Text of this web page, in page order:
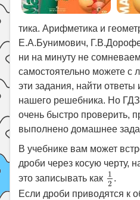
тика. Арифметика и
Е.А.Бунимович,
ни на минуту не
самостоятельно можете с
эти задания, найти
нашего решебника. Но
очень быстро проверить,
выполнено домашнее
В учебнике вам может
дроби через косую черту,
это записывать как 1
2
12
.
Если дроби приводятся к